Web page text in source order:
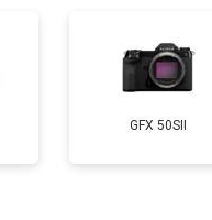
от 4300 ₽
GFX 50SII